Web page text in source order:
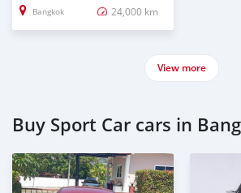
Bangkok 24,000 km
View more
Buy Sport Car cars in